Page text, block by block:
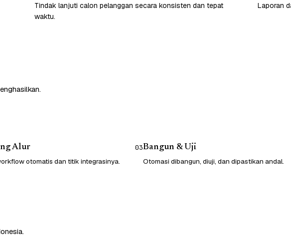
Tindak lanjuti calon pelanggan secara konsisten dan tepat
waktu.
Laporan
Alur
otomatis dan titik integrasinya.
03Bangun & Uji
Otomasi dibangun, diuji, dan dipastikan andal.